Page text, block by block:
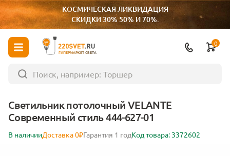
КОСМИЧЕСКАЯ ЛИКВИДАЦИЯ
СКИДКИ 30% 50% И 70%.
ГИПЕРМАРКЕТ СВЕТА
0
Светильник потолочный VELANTE
Современный стиль 444-627-01
В наличииДоставка 0₽Гарантия 1 годКод товара: 3372602